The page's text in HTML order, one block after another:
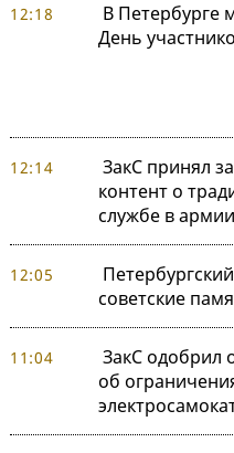
12:18
В Петербурге
День
12:14
ЗакС принял
контент о
службе в армии
12:05
советские
11:04
ЗакС одобрил
об